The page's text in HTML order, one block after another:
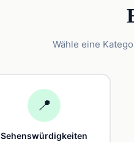
Wähle eine
📍
Sehenswürdigkeiten